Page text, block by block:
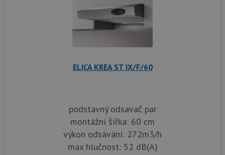
ELICA KREA ST IX/F/60
podstavný odsavač par
montážní šířka: 60 cm
výkon odsávání: 272m3/h
max hlučnost: 52 dB(A)